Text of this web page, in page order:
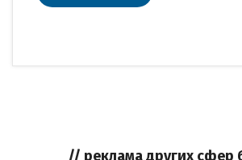
// реклама других сфер